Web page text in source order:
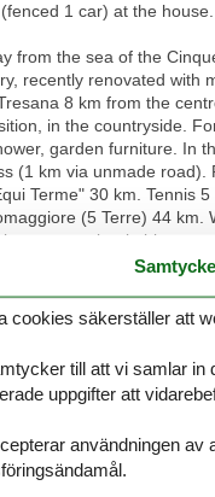
1 car) at the
from the sea of the
recently renovated with
8 km from the
in the countryside.
garden furniture. In
(1 km via unmade
Terme" 30 km. Tennis
(5 Terre) 44
courses bookable on
purchase local wine
/
Samtycke
cookies säkerställer att
till att vi samlar in
uppgifter att
användningen av